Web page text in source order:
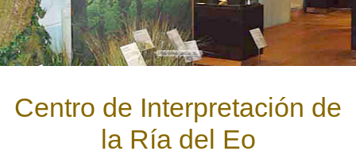
Centro de Interpretación de
la Ría del Eo